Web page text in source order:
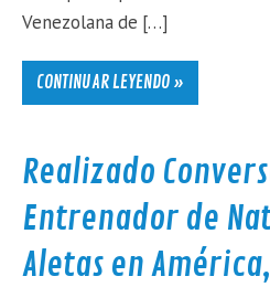
Venezolana de […]
CONTINUAR LEYENDO »
Realizado
Entrenador de
Aletas en